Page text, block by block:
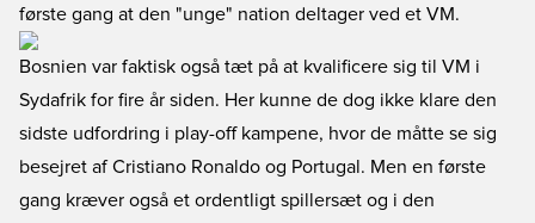
første gang at den "unge" nation deltager ved et VM.
Bosnien var faktisk også tæt på at kvalificere sig til VM i
Sydafrik for fire år siden. Her kunne de dog ikke klare den
sidste udfordring i play-off kampene, hvor de måtte se sig
besejret af Cristiano Ronaldo og Portugal. Men en første
gang kræver også et ordentligt spillersæt og i den